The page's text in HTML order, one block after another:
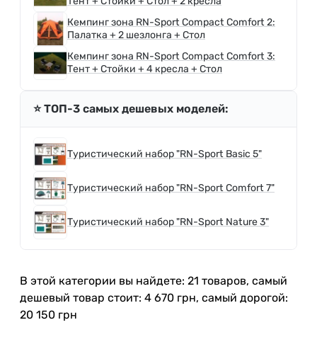
Кемпинг зона RN-Sport Compact Comfort 2:
Палатка + 2 шезлонга + Стол
Кемпинг зона RN-Sport Compact Comfort 3:
Тент + Стойки + 4 кресла + Стол
⭐️ ТОП-3 самых дешевых моделей:
Туристический набор "RN-Sport Basic 5"
Туристический набор "RN-Sport Comfort 7"
Туристический набор "RN-Sport Nature 3"
В этой категории вы найдете: 21 товаров, самый
дешевый товар стоит: 4 670 грн, самый дорогой:
20 150 грн